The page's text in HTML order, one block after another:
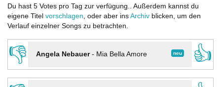
Du hast 5 Votes pro Tag zur verfügung.. Außerdem kannst du
eigene Titel vorschlagen, oder aber ins Archiv blicken, um den
Verlauf einzelner Songs zu betrachten.
👎 neu
Angela Nebauer- Mia Bella Amore
👍